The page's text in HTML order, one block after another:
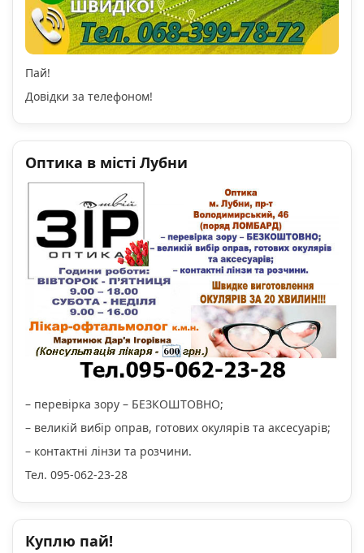
Пай!
Довідки за телефоном!
Оптика в місті Лубни
– перевірка зору – БЕЗКОШТОВНО;
– великій вибір оправ, готових окулярів та аксесуарів;
– контактні лінзи та розчини.
Тел. 095-062-23-28
Куплю пай!